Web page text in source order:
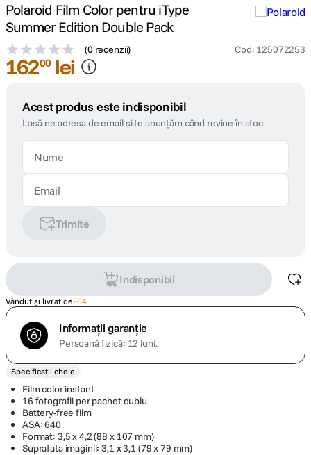
Polaroid Film Color pentru iType
Summer Edition Double Pack
(0 recenzii) Cod: 125072253
16200 lei
Acest produs este indisponibil
Lasă-ne adresa de email și te anunțăm când revine în stoc.
Trimite
Indisponibil
Vândut și livrat deF64
Informații garanție
Persoană fizică: 12 luni.
Specificații cheie
Film color instant
16 fotografii per pachet dublu
Battery-free film
ASA: 640
Format: 3,5 x 4,2 (88 x 107 mm)
Suprafata imaginii: 3,1 x 3,1 (79 x 79 mm)